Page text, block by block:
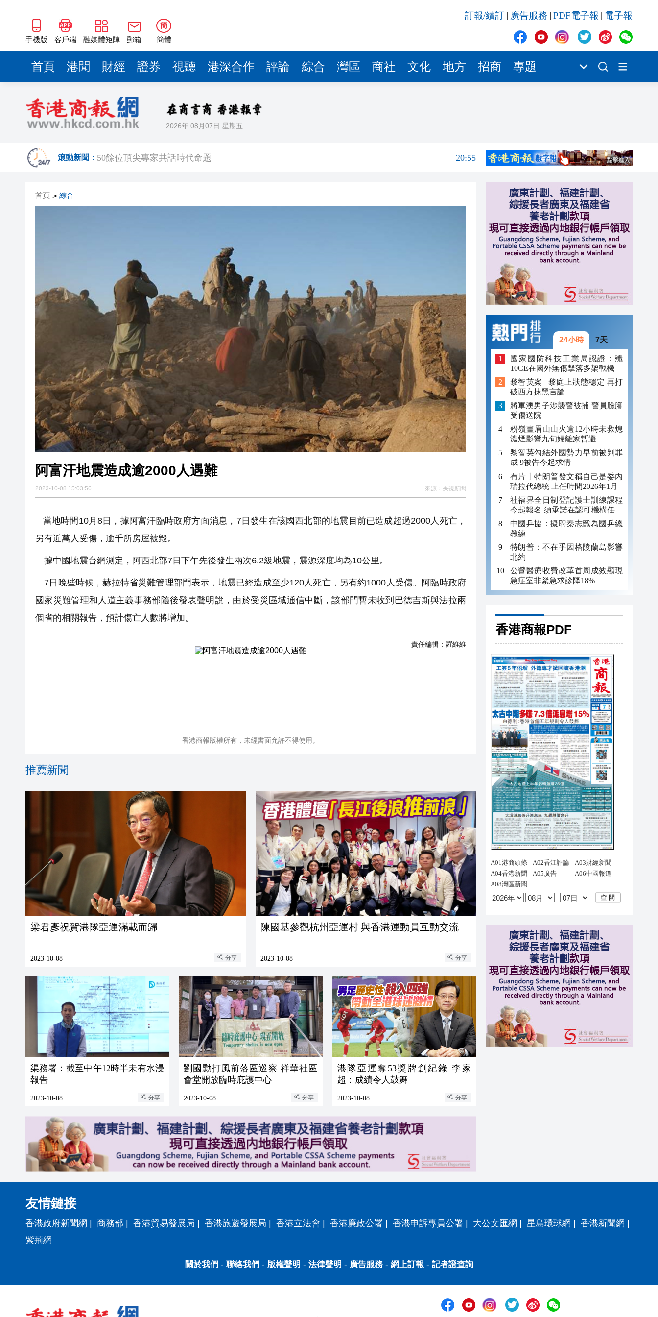
手機版 客戶端 融媒體矩陣 郵箱
簡
簡體
訂報/續訂 廣告服務 PDF電子報 電子報
首頁 港聞 財經 證券 視聽 港深合作 評論 綜合 灣區 商社 文化 地方 招商 專題
2026年 08月07日 星期五
滾動新聞：
海南澄邁文儒煥新升級 五組數據見證文儒沉香從傳統邁向現代
20:42
梁振英率港區全國政協委員考察團來瓊考察
2025年海南儋州以舊換新帶動消費約18億元
20:41
瀋陽鐵西校園閱讀活動解鎖閱讀新玩法
黎智英案｜吳良好：依法公正處理黎智英求情 罪證如山豈能妄想輕判
50餘位頂尖專家共話時代命題
20:55
瀋陽鐵西校園閱讀活動解鎖閱讀新玩法
黎智英案｜吳良好：依法公正處理黎智英求情 罪證如山豈能妄想輕判
騰出更多時間專注做好宏福苑火災獨立委員會工作 李家超暫停3項公職委任
21:04
50餘位頂尖專家共話時代命題
20:55
海南澄邁文儒煥新升級 五組數據見證文儒沉香從傳統邁向現代
20:42
梁振英率港區全國政協委員考察團來瓊考察
20:42
2025年海南儋州以舊換新帶動消費約18億元
20:41
山東26戶省屬國企去年合計營收2.58萬億 利潤總額近936億
20:40
瀋陽鐵西校園閱讀活動解鎖閱讀新玩法
20:39
首頁 > 綜合
阿富汗地震造成逾2000人遇難
2023-10-08 15:03:56 來源： 央視新聞
當地時間10月8日，據阿富汗臨時政府方面消息，7日發生在該國西北部的地震目前已造成超過2000人死亡，
另有近萬人受傷，逾千所房屋被毀。
據中國地震台網測定，阿西北部7日下午先後發生兩次6.2級地震，震源深度均為10公里。
7日晚些時候，赫拉特省災難管理部門表示，地震已經造成至少120人死亡，另有約1000人受傷。阿臨時政府
國家災難管理和人道主義事務部隨後發表聲明說，由於受災區域通信中斷，該部門暫未收到巴德吉斯與法拉兩
個省的相關報告，預計傷亡人數將增加。
責任編輯： 羅維維
香港商報版權所有，未經書面允許不得使用。
推薦新聞
梁君彥祝賀港隊亞運滿載而歸
2023-10-08 分享
陳國基參觀杭州亞運村 與香港運動員互動交流
2023-10-08 分享
渠務署：截至中午12時半未有水浸
報告
2023-10-08 分享
劉國勳打風前落區巡察 祥華社區
會堂開放臨時庇護中心
2023-10-08 分享
港隊亞運奪53獎牌創紀錄 李家
超：成績令人鼓舞
2023-10-08 分享
24小時 7天
國家國防科技工業局認證：殲
10CE在國外無傷擊落多架戰機
黎智英案 | 黎庭上狀態穩定 再打
破西方抹黑言論
將軍澳男子涉襲警被捕 警員臉腳
受傷送院
粉嶺畫眉山山火逾12小時未救熄
濃煙影響九旬婦離家暫避
黎智英勾結外國勢力早前被判罪
成 9被告今起求情
有片丨特朗普發文稱自己是委內
瑞拉代總統 上任時間2026年1月
社福界全日制登記護士訓練課程
今起報名 須承諾在認可機構任職
至少三年
中國乒協：擬聘秦志戩為國乒總
教練
特朗普：不在乎因格陵蘭島影響
北約
公營醫療收費改革首周成效顯現
急症室非緊急求診降18%
香港商報PDF
友情鏈接
香港政府新聞網 | 商務部 | 香港貿易發展局 | 香港旅遊發展局 | 香港立法會 | 香港廉政公署 | 香港申訴專員公署 | 大公文匯網 | 星島環球網 | 香港新聞網 |
紫荊網
關於我們 - 聯絡我們 - 版權聲明 - 法律聲明 - 廣告服務- 網上訂報 - 記者證查詢